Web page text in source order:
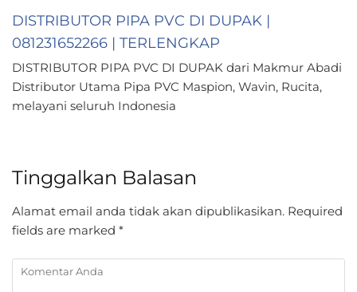
DISTRIBUTOR PIPA PVC DI DUPAK |
081231652266 | TERLENGKAP
DISTRIBUTOR PIPA PVC DI DUPAK dari Makmur Abadi
Distributor Utama Pipa PVC Maspion, Wavin, Rucita,
melayani seluruh Indonesia
Tinggalkan Balasan
Alamat email anda tidak akan dipublikasikan. Required
fields are marked *